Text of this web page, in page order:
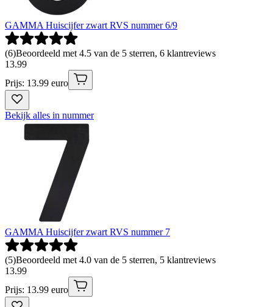
GAMMA Huiscijfer zwart RVS nummer 6/9
(6)Beoordeeld met 4.5 van de 5 sterren, 6 klantreviews
13.99
Prijs: 13.99 euro
Bekijk alles in nummer
GAMMA Huiscijfer zwart RVS nummer 7
(5)Beoordeeld met 4.0 van de 5 sterren, 5 klantreviews
13.99
Prijs: 13.99 euro